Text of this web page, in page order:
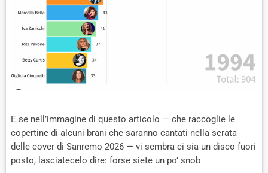
E se nell’immagine di questo articolo — che raccoglie le
copertine di alcuni brani che saranno cantati nella serata
delle cover di Sanremo 2026 — vi sembra ci sia un disco fuori
posto, lasciatecelo dire: forse siete un po’ snob